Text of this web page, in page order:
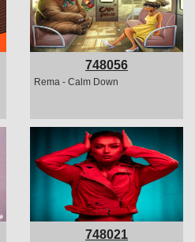
748056
Rema - Calm Down
748021